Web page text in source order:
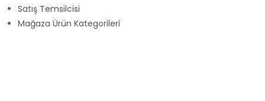
Satış Temsilcisi
Mağaza Ürün Kategorileri